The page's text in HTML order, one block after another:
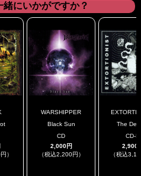
緒にいかがですか？
）
WARSHIPPER
Black Sun
CD
2,000円
（税込2,200円）
The
CD-R
2,900
（税込